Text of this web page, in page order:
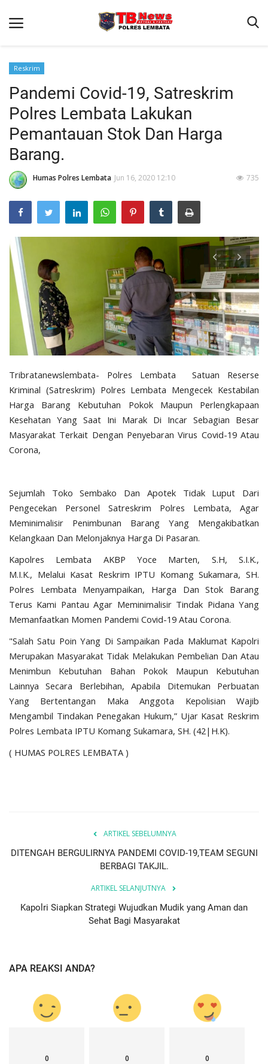
Beranda
Binkam
Terms & Conditions
Giat Ops
Reskrim
Polisi Kita
Lantas
Reskrim
Pandemi Covid-19, Satreskrim
Polres Lembata Lakukan
Pemantauan Stok Dan Harga
Barang.
Humas Polres Lembata Jun 16, 2020 12:10 735
Tribratanewslembata- Polres Lembata Satuan Reserse
Kriminal (Satreskrim) Polres Lembata Mengecek Kestabilan
Harga Barang Kebutuhan Pokok Maupun Perlengkapaan
Kesehatan Yang Saat Ini Marak Di Incar Sebagian Besar
Masyarakat Terkait Dengan Penyebaran Virus Covid-19 Atau
Corona,
Sejumlah Toko Sembako Dan Apotek Tidak Luput Dari
Pengecekan Personel Satreskrim Polres Lembata, Agar
Meminimalisir Penimbunan Barang Yang Mengakibatkan
Kelangkaan Dan Melonjaknya Harga Di Pasaran.
Kapolres Lembata AKBP Yoce Marten, S.H, S.I.K.,
M.I.K., Melalui Kasat Reskrim IPTU Komang Sukamara, SH.
Polres Lembata Menyampaikan, Harga Dan Stok Barang
Terus Kami Pantau Agar Meminimalisir Tindak Pidana Yang
Memanfaatkan Momen Pandemi Covid-19 Atau Corona.
"Salah Satu Poin Yang Di Sampaikan Pada Maklumat Kapolri
Merupakan Masyarakat Tidak Melakukan Pembelian Dan Atau
Menimbun Kebutuhan Bahan Pokok Maupun Kebutuhan
Lainnya Secara Berlebihan, Apabila Ditemukan Perbuatan
Yang Bertentangan Maka Anggota Kepolisian Wajib
Mengambil Tindakan Penegakan Hukum,” Ujar Kasat Reskrim
Polres Lembata IPTU Komang Sukamara, SH. (42|H.K).
( HUMAS POLRES LEMBATA )
ARTIKEL SEBELUMNYA
DITENGAH BERGULIRNYA PANDEMI COVID-19,TEAM SEGUNI
BERBAGI TAKJIL.
ARTIKEL SELANJUTNYA
Kapolri Siapkan Strategi Wujudkan Mudik yang Aman dan
Sehat Bagi Masyarakat
APA REAKSI ANDA?
0 0 0